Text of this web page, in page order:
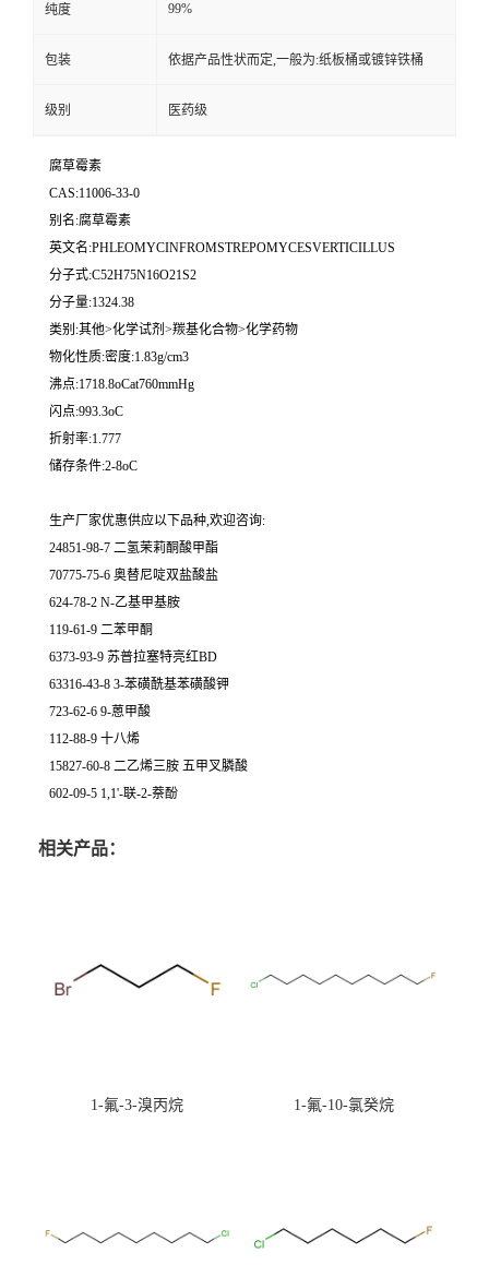
纯度 99%
包装 依据产品性状而定,一般为:纸板桶或镀锌铁桶
级别 医药级
腐草霉素
CAS:11006-33-0
别名:腐草霉素
英文名:PHLEOMYCINFROMSTREPOMYCESVERTICILLUS
分子式:C52H75N16O21S2
分子量:1324.38
类别:其他>化学试剂>羰基化合物>化学药物
物化性质:密度:1.83g/cm3
沸点:1718.8oCat760mmHg
闪点:993.3oC
折射率:1.777
储存条件:2-8oC
生产厂家优惠供应以下品种,欢迎咨询:
24851-98-7 二氢茉莉酮酸甲酯
70775-75-6 奥替尼啶双盐酸盐
624-78-2 N-乙基甲基胺
119-61-9 二苯甲酮
6373-93-9 苏普拉塞特亮红BD
63316-43-8 3-苯磺酰基苯磺酸钾
723-62-6 9-蒽甲酸
112-88-9 十八烯
15827-60-8 二乙烯三胺 五甲叉膦酸
602-09-5 1,1'-联-2-萘酚
相关产品：
1-氟-3-溴丙烷 1-氟-10-氯癸烷